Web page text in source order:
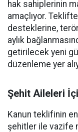
hak sahiplerinin
amaçlıyor.
desteklerine,
aylık
getirilecek yeni
düzenleme yer
Şehit Aileleri
Kanun teklifinin
şehitler ile vazife